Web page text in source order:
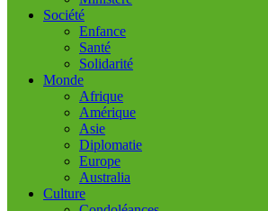
Société
Enfance
Santé
Solidarité
Monde
Afrique
Amérique
Asie
Diplomatie
Europe
Australia
Culture